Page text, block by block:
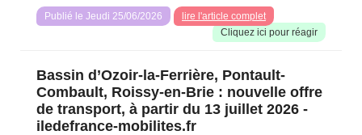
Publié le Jeudi 25/06/2026
lire l'article complet
Cliquez ici pour réagir️
Bassin d’Ozoir-la-Ferrière, Pontault-
Combault, Roissy-en-Brie : nouvelle offre
de transport, à partir du 13 juillet 2026 -
iledefrance-mobilites.fr